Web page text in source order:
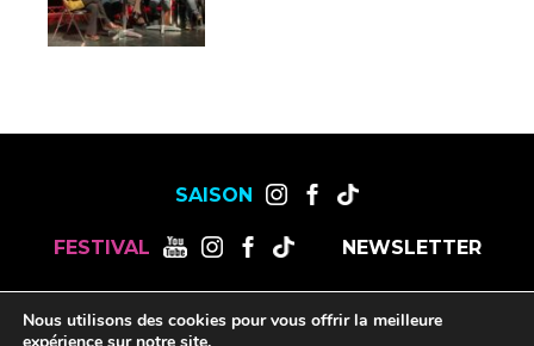
SAISON
FESTIVAL NEWSLETTER
MENTIONS LÉGALES OFFRES DE STAGES, CDD ET CDI
Nous utilisons des cookies pour vous offrir la meilleure